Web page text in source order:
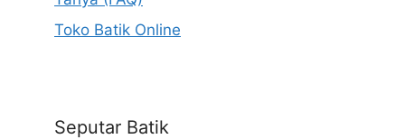
Toko Batik Online
Seputar Batik